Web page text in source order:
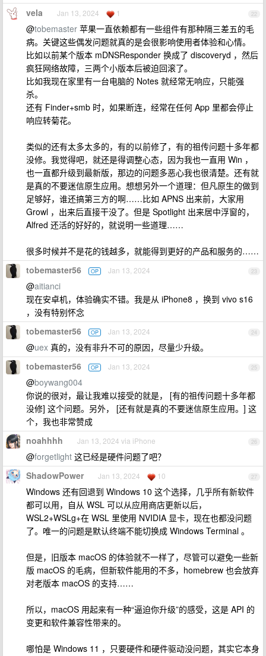
22
vela Jan 13, 2024 1
@tobemaster 苹果一直依赖都有一些组件有那种隔三差五的毛
病。关键这些偶发问题就真的是会很影响使用者体验和心情。
比如以前某个版本 mDNSResponder 换成了 discoveryd ，然后
疯狂网络故障，三两个小版本后被迫回滚了。
比如我现在家里有一台电脑的 Notes 就经常无响应，只能强
杀。
还有 Finder+smb 时，如果断连，经常在任何 App 里都会停止
响应转菊花。
类似的还有太多太多的，有的以前修了，有的祖传问题十多年都
没修。我觉得吧，就还是得调整心态，因为我也一直用 Win ，
也一直都升级到最新版，那边的问题多恶心我也很清楚。还有就
是真的不要迷信原生应用。想想另外一个道理：但凡原生的做到
足够好，谁还搞第三方的啊……比如 APNS 出来前，大家用
Growl ，出来后直接干没了。但是 Spotlight 出来居中浮窗的，
Alfred 还活的好好的，就说明一些道理……
很多时候并不是花的钱越多，就能得到更好的产品和服务的……
23
tobemaster56 OP Jan 13, 2024
@aitianci
现在安卓机，体验确实不错。我是从 iPhone8 ，换到 vivo s16
，没有特别怀念
24
tobemaster56 OP Jan 13, 2024
@uex 真的，没有非升不可的原因，尽量少升级。
25
tobemaster56 OP Jan 13, 2024
@boywang004
你说的很对，最让我难以接受的就是， [有的祖传问题十多年都
没修] 这个问题。另外， [还有就是真的不要迷信原生应用。] 这
个，我也非常赞成
26
noahhhh Jan 13, 2024 via iPhone
@forgetlight 这已经是硬件问题了吧？
27
ShadowPower Jan 13, 2024 10
Windows 还有回退到 Windows 10 这个选择，几乎所有新软件
都可以用，自从 WSL 可以从应用商店更新以后，
WSL2+WSLg+在 WSL 里使用 NVIDIA 显卡，现在也都没问题
了。唯一的问题是默认终端不能切换成 Windows Terminal 。
但是，旧版本 macOS 的体验就不一样了，尽管可以避免一些新
版 macOS 的毛病，但新软件能用的不多，homebrew 也会放弃
对老版本 macOS 的支持……
所以，macOS 用起来有一种“逼迫你升级”的感受，这是 API 的
变更和软件兼容性带来的。
哪怕是 Windows 11 ，只要硬件和硬件驱动没问题，其实它本身